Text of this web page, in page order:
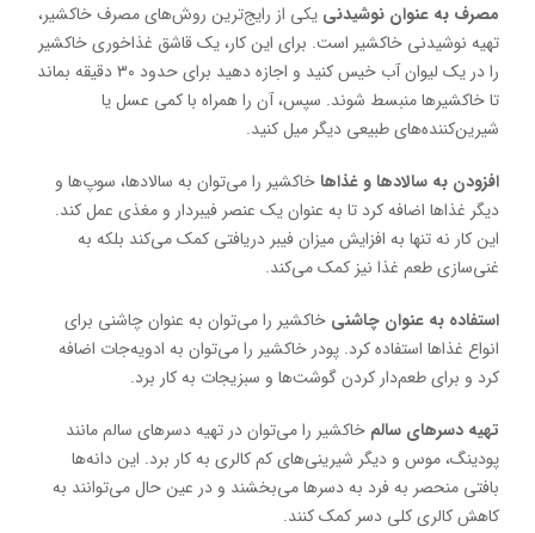
مصرف به عنوان نوشیدنی یکی از رایج‌ترین روش‌های مصرف خاکشیر،
تهیه نوشیدنی خاکشیر است. برای این کار، یک قاشق غذاخوری خاکشیر
را در یک لیوان آب خیس کنید و اجازه دهید برای حدود ۳۰ دقیقه بماند
تا خاکشیرها منبسط شوند. سپس، آن را همراه با کمی عسل یا
شیرین‌کننده‌های طبیعی دیگر میل کنید.
افزودن به سالادها و غذاها خاکشیر را می‌توان به سالادها، سوپ‌ها و
دیگر غذاها اضافه کرد تا به عنوان یک عنصر فیبردار و مغذی عمل کند.
این کار نه تنها به افزایش میزان فیبر دریافتی کمک می‌کند بلکه به
غنی‌سازی طعم غذا نیز کمک می‌کند.
استفاده به عنوان چاشنی خاکشیر را می‌توان به عنوان چاشنی برای
انواع غذاها استفاده کرد. پودر خاکشیر را می‌توان به ادویه‌جات اضافه
کرد و برای طعم‌دار کردن گوشت‌ها و سبزیجات به کار برد.
تهیه دسرهای سالم خاکشیر را می‌توان در تهیه دسرهای سالم مانند
پودینگ، موس و دیگر شیرینی‌های کم کالری به کار برد. این دانه‌ها
بافتی منحصر به فرد به دسرها می‌بخشند و در عین حال می‌توانند به
کاهش کالری کلی دسر کمک کنند.